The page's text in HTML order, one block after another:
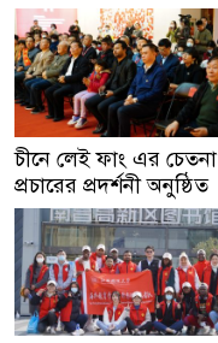
চীনে লেই ফাং এর চেতনা
প্রচারের প্রদর্শনী অনুষ্ঠিত